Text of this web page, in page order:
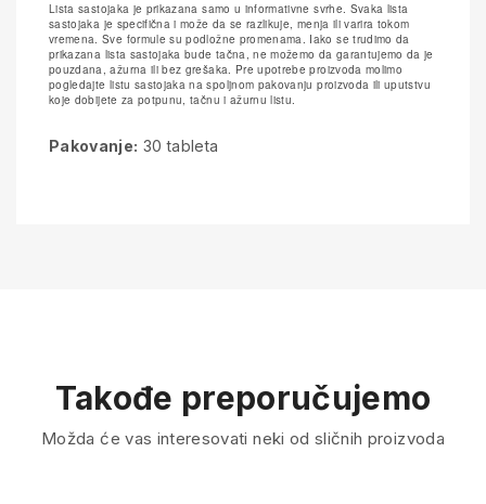
Lista sastojaka je prikazana samo u informativne svrhe. Svaka lista
sastojaka je specifična i može da se razlikuje, menja ili varira tokom
vremena. Sve formule su podložne promenama. Iako se trudimo da
prikazana lista sastojaka bude tačna, ne možemo da garantujemo da je
pouzdana, ažurna ili bez grešaka. Pre upotrebe proizvoda molimo
pogledajte listu sastojaka na spoljnom pakovanju proizvoda ili uputstvu
koje dobijete za potpunu, tačnu i ažurnu listu.
Pakovanje: 30 tableta
Takođe preporučujemo
Možda će vas interesovati neki od sličnih proizvoda